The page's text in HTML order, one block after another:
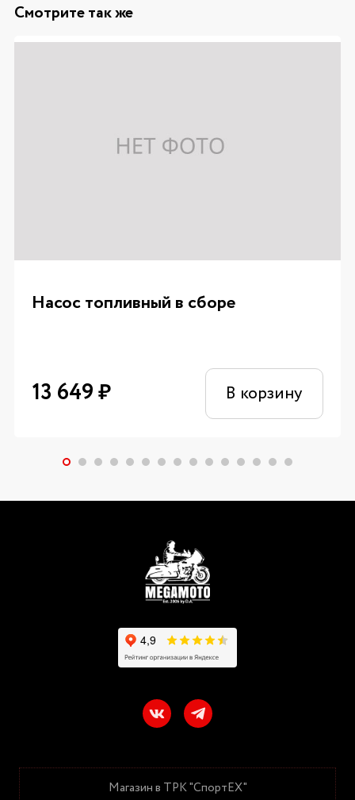
Смотрите так же
Насос топливный в сборе
13 649₽ В корзину
Магазин в ТРК "СпортЕХ"